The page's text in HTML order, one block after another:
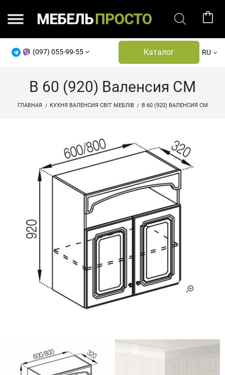
(097) 055-99-55 Каталог RU
В 60 (920) Валенсия СМ
ГЛАВНАЯ КУХНЯ ВАЛЕНСИЯ СВІТ МЕБЛІВ В 60 (920) ВАЛЕНСИЯ СМ